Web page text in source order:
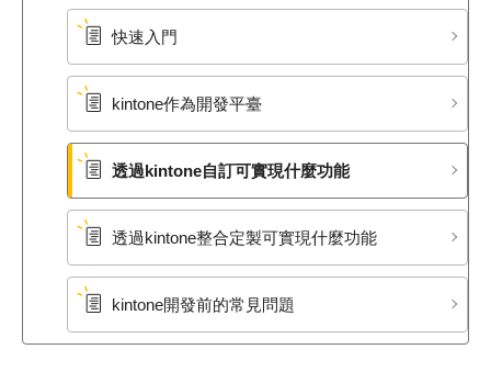
快速入門
kintone作為開發平臺
透過kintone自訂可實現什麼功能
透過kintone整合定製可實現什麼功能
kintone開發前的常見問題